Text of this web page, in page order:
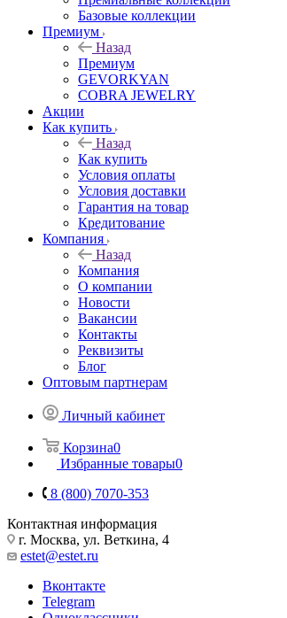
Базовые коллекции
Премиум
Назад
Премиум
GEVORKYAN
COBRA JEWELRY
Акции
Как купить
Назад
Как купить
Условия оплаты
Условия доставки
Гарантия на товар
Кредитование
Компания
Назад
Компания
О компании
Новости
Вакансии
Контакты
Реквизиты
Блог
Оптовым партнерам
Личный кабинет
Корзина0
Избранные товары0
8 (800) 7070-353
Контактная информация
г. Москва, ул. Веткина, 4
estet@estet.ru
Вконтакте
Telegram